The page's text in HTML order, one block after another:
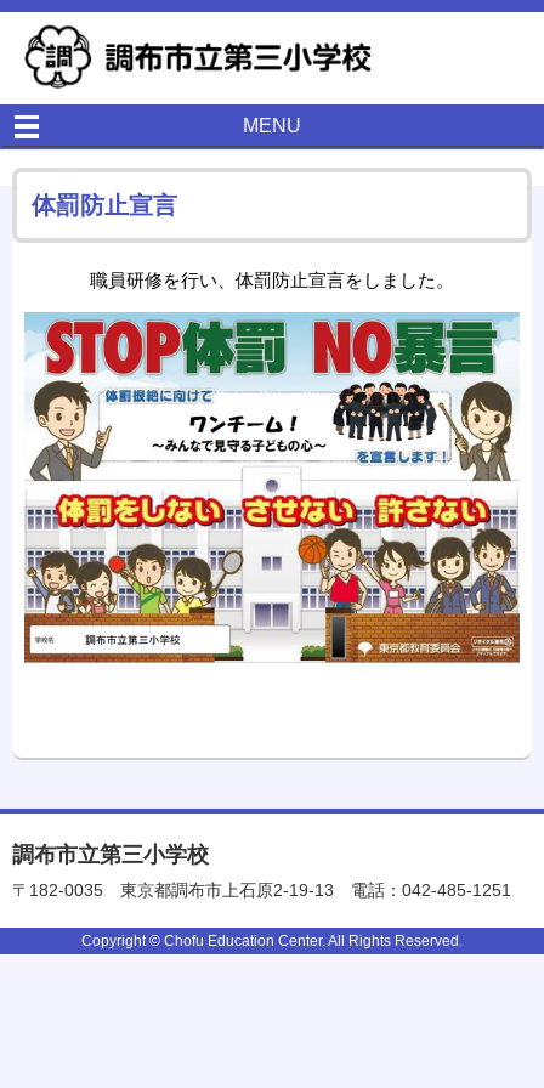
MENU
体罰防止宣言
職員研修を行い、体罰防止宣言をしました。
調布市立第三小学校
〒182-0035 東京都調布市上石原2-19-13 電話：042-485-1251
Copyright © Chofu Education Center. All Rights Reserved.